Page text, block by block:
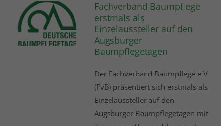
Fachverband Baumpflege
erstmals als
Einzelaussteller auf den
Augsburger
Baumpflegetagen
Der Fachverband Baumpflege e.V.
(FvB) präsentiert sich erstmals als
Einzelaussteller auf den
Augsburger Baumpflegetagen mit